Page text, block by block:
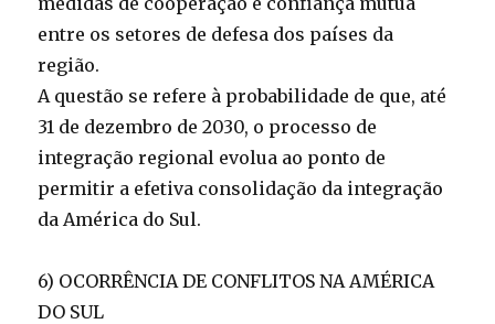
entre os setores de defesa dos países da
região.
A questão se refere à probabilidade de que, até
31 de dezembro de 2030, o processo de
integração regional evolua ao ponto de
permitir a efetiva consolidação da integração
da América do Sul.
6) OCORRÊNCIA DE CONFLITOS NA AMÉRICA
DO SUL